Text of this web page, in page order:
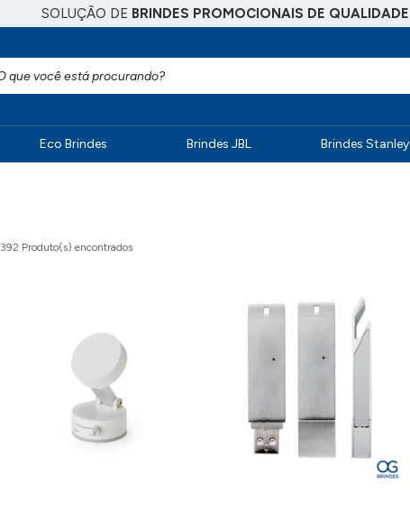
SOLUÇÃO DE BRINDES PROMOCIONAIS DE QUALIDADE
Eco Brindes Brindes JBL Brindes Stanley
392 Produto(s) encontrados